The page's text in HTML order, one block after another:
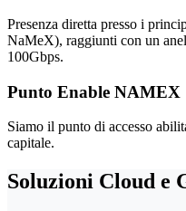
Presenza diretta presso i
NaMeX), raggiunti con un
100Gbps.
Punto Enable NAMEX
Siamo il punto di accesso
capitale.
Soluzioni Cloud e